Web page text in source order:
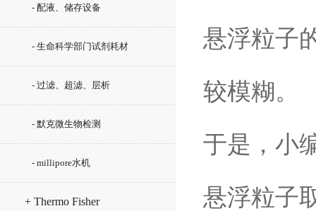
- 配液、储存设备
- 生命科学部门试剂耗材
- 过滤、超滤、层析
- 默克微生物检测
- millipore水机
+ Thermo Fisher
悬浮粒子
较模糊。
于是，小
悬浮粒子